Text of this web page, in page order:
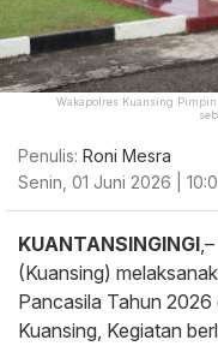
Wakapolres Kuansing
Penulis: Roni Mesra
Senin, 01 Juni 2026 |
KUANTANSINGINGI
(Kuansing)
Pancasila Tahun
Kuansing, Kegiatan